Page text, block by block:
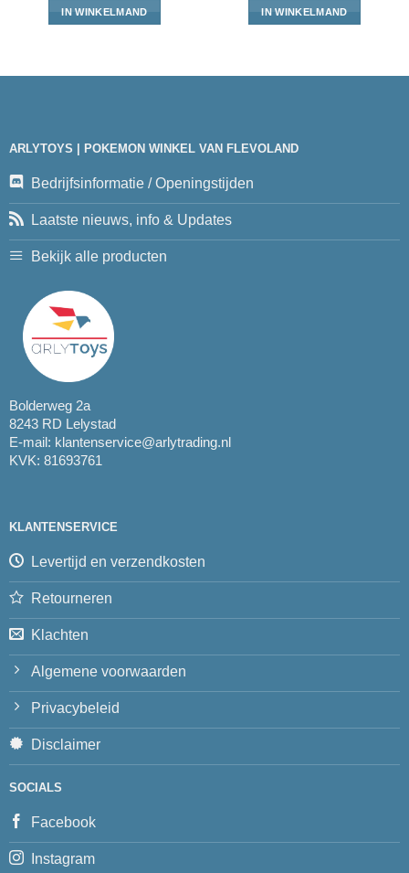
IN WINKELMAND IN WINKELMAND
ARLYTOYS | POKEMON WINKEL VAN FLEVOLAND
Bedrijfsinformatie / Openingstijden
Laatste nieuws, info & Updates
Bekijk alle producten
Bolderweg 2a
8243 RD Lelystad
E-mail: klantenservice@arlytrading.nl
KVK: 81693761
KLANTENSERVICE
Levertijd en verzendkosten
Retourneren
Klachten
Algemene voorwaarden
Privacybeleid
Disclaimer
SOCIALS
Facebook
Instagram